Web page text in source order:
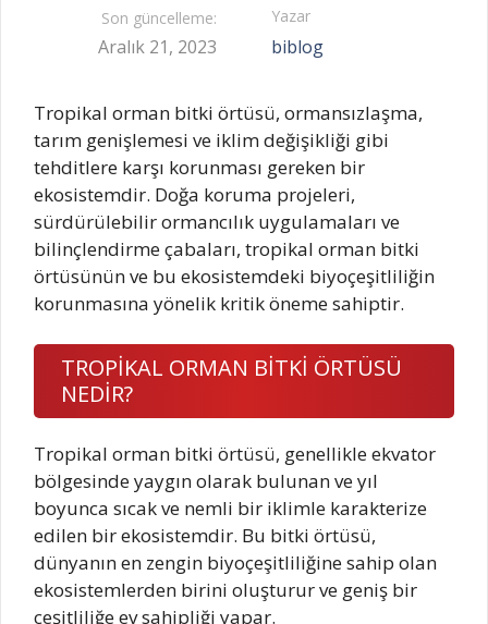
Son güncelleme:
Aralık 21, 2023
Yazar
biblog
Tropikal orman bitki örtüsü, ormansızlaşma,
tarım genişlemesi ve iklim değişikliği gibi
tehditlere karşı korunması gereken bir
ekosistemdir. Doğa koruma projeleri,
sürdürülebilir ormancılık uygulamaları ve
bilinçlendirme çabaları, tropikal orman bitki
örtüsünün ve bu ekosistemdeki biyoçeşitliliğin
korunmasına yönelik kritik öneme sahiptir.
TROPİKAL ORMAN BİTKİ ÖRTÜSÜ
NEDİR?
Tropikal orman bitki örtüsü, genellikle ekvator
bölgesinde yaygın olarak bulunan ve yıl
boyunca sıcak ve nemli bir iklimle karakterize
edilen bir ekosistemdir. Bu bitki örtüsü,
dünyanın en zengin biyoçeşitliliğine sahip olan
ekosistemlerden birini oluşturur ve geniş bir
çeşitliliğe ev sahipliği yapar.